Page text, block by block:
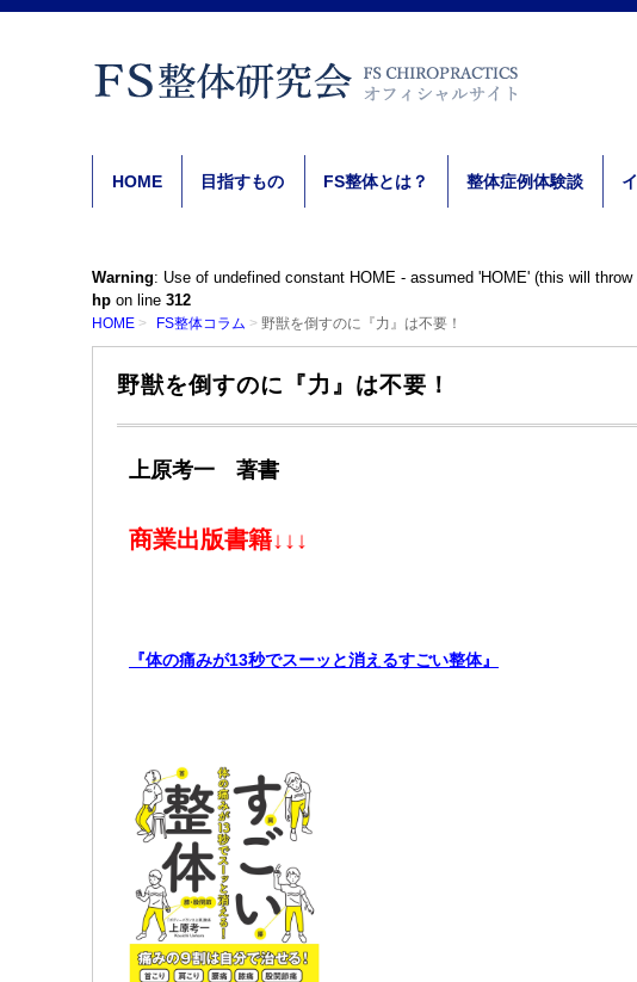
HOME 目指すもの FS整体とは？ 整体症例体験談
Warning: Use of undefined constant HOME - assumed 'HOME' (this will
hp on line 312
HOME FS整体コラム 野獣を倒すのに『力』は不要！
野獣を倒すのに『力』は不要！
上原考一 著書
商業出版書籍↓↓↓
『体の痛みが13秒でスーッと消えるすごい整体』